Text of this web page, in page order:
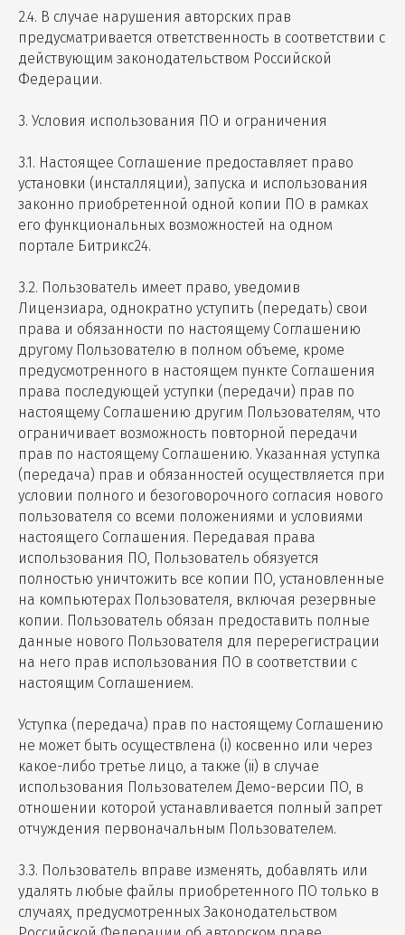
2.4. В случае нарушения авторских прав
предусматривается ответственность в соответствии с
действующим законодательством Российской
Федерации.
3. Условия использования ПО и ограничения
3.1. Настоящее Соглашение предоставляет право
установки (инсталляции), запуска и использования
законно приобретенной одной копии ПО в рамках
его функциональных возможностей на одном
портале Битрикс24.
3.2. Пользователь имеет право, уведомив
Лицензиара, однократно уступить (передать) свои
права и обязанности по настоящему Соглашению
другому Пользователю в полном объеме, кроме
предусмотренного в настоящем пункте Соглашения
права последующей уступки (передачи) прав по
настоящему Соглашению другим Пользователям, что
ограничивает возможность повторной передачи
прав по настоящему Соглашению. Указанная уступка
(передача) прав и обязанностей осуществляется при
условии полного и безоговорочного согласия нового
пользователя со всеми положениями и условиями
настоящего Соглашения. Передавая права
использования ПО, Пользователь обязуется
полностью уничтожить все копии ПО, установленные
на компьютерах Пользователя, включая резервные
копии. Пользователь обязан предоставить полные
данные нового Пользователя для перерегистрации
на него прав использования ПО в соответствии с
настоящим Соглашением.
Уступка (передача) прав по настоящему Соглашению
не может быть осуществлена (i) косвенно или через
какое-либо третье лицо, а также (ii) в случае
использования Пользователем Демо-версии ПО, в
отношении которой устанавливается полный запрет
отчуждения первоначальным Пользователем.
3.3. Пользователь вправе изменять, добавлять или
удалять любые файлы приобретенного ПО только в
случаях, предусмотренных Законодательством